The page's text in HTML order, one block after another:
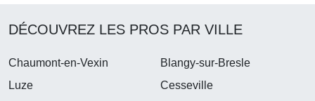
DÉCOUVREZ LES PROS PAR VILLE
Chaumont-en-Vexin
Blangy-sur-Bresle
Luze
Cesseville